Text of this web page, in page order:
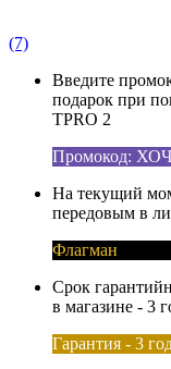
(7)
Введите
подарок при
TPRO 2
Промокод:
На текущий
передовым в
Флагман
Срок
в магазине - 3
Гарантия - 3